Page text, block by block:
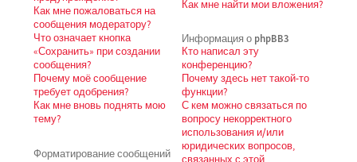
Как мне пожаловаться на
сообщения модератору?
Что означает кнопка
«Сохранить» при создании
сообщения?
Почему моё сообщение
требует одобрения?
Как мне вновь поднять мою
тему?
Форматирование сообщений
Как мне найти мои вложения?
Информация о phpBB3
Кто написал эту
конференцию?
Почему здесь нет такой-то
функции?
С кем можно связаться по
вопросу некорректного
использования и/или
юридических вопросов,